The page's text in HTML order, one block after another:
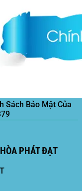
Sách Bảo Mật Của
PHÁT ĐẠT